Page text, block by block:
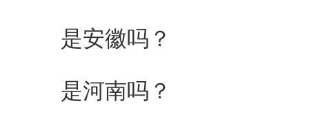
是安徽吗？
是河南吗？